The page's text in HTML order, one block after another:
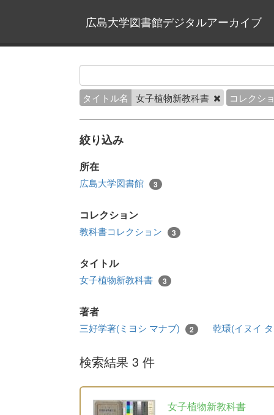
広島大学図書館デジタルアーカイブ
タイトル名 女子植物新教科書 コレクシ
絞り込み
所在
広島大学図書館 3
コレクション
教科書コレクション 3
タイトル
女子植物新教科書 3
著者
三好学著(ミヨシ マナブ) 2 乾環(イヌイ
検索結果 3 件
女子植物新教科書